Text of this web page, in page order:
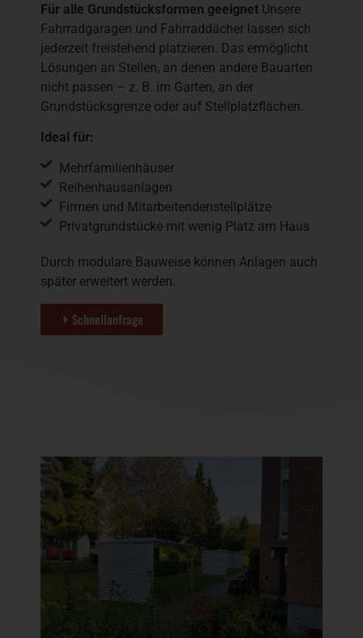
Für alle Grundstücksformen geeignet Unsere
Fahrradgaragen und Fahrraddächer lassen sich
jederzeit freistehend platzieren. Das ermöglicht
Lösungen an Stellen, an denen andere Bauarten
nicht passen – z. B. im Garten, an der
Grundstücksgrenze oder auf Stellplatzflächen.
Ideal für:
Mehrfamilienhäuser
Reihenhausanlagen
Firmen und Mitarbeitendenstellplätze
Privatgrundstücke mit wenig Platz am Haus
Durch modulare Bauweise können Anlagen auch
später erweitert werden.
Schnellanfrage